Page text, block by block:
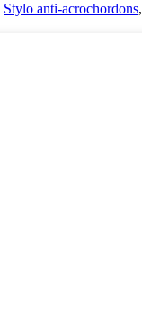
Stylo anti-acrochordons,